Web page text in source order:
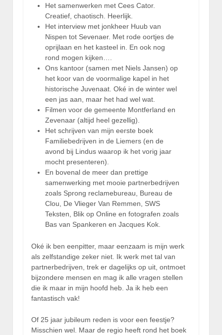
Het samenwerken met Cees Cator.
Creatief, chaotisch. Heerlijk.
Het interview met jonkheer Huub van
Nispen tot Sevenaer. Met rode oortjes de
oprijlaan en het kasteel in. En ook nog
rond mogen kijken….
Ons kantoor (samen met Niels Jansen) op
het koor van de voormalige kapel in het
historische Juvenaat. Oké in de winter wel
een jas aan, maar het had wel wat.
Filmen voor de gemeente Montferland en
Zevenaar (altijd heel gezellig).
Het schrijven van mijn eerste boek
Familiebedrijven in de Liemers (en de
avond bij Lindus waarop ik het vorig jaar
mocht presenteren).
En bovenal de meer dan prettige
samenwerking met mooie partnerbedrijven
zoals Sprong reclamebureau, Bureau de
Clou, De Vlieger Van Remmen, SWS
Teksten, Blik op Online en fotografen zoals
Bas van Spankeren en Jacques Kok.
Oké ik ben eenpitter, maar eenzaam is mijn werk
als zelfstandige zeker niet. Ik werk met tal van
partnerbedrijven, trek er dagelijks op uit, ontmoet
bijzondere mensen en mag ik alle vragen stellen
die ik maar in mijn hoofd heb. Ja ik heb een
fantastisch vak!
Of 25 jaar jubileum reden is voor een feestje?
Misschien wel. Maar de regio heeft rond het boek